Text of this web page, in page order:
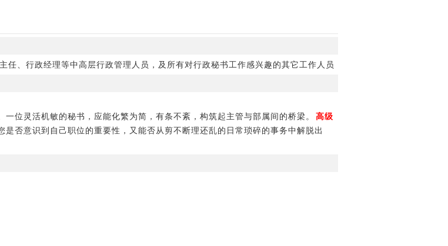
任、行政经理等中高层行政管理人员，及所有对行政秘书工作感兴趣的其它工作人员
位灵活机敏的秘书，应能化繁为简，有条不紊，构筑起主管与部属间的桥梁。
高级
否意识到自己职位的重要性，又能否从剪不断理还乱的日常琐碎的事务中解脱出